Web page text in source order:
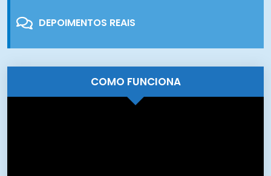
DEPOIMENTOS REAIS
COMO FUNCIONA